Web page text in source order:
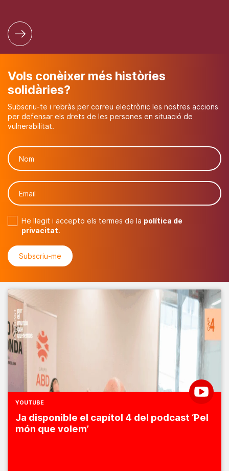
Vols conèixer més històries
solidàries?
Subscriu-te i rebràs per correu electrònic les nostres accions
per defensar els drets de les persones en situació de
vulnerabilitat.
He llegit i accepto els termes de la política de
privacitat.
YOUTUBE
Ja disponible el capítol 4 del podcast ‘Pel
món que volem’